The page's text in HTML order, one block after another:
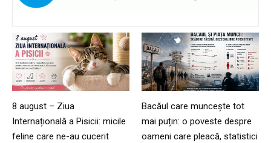
8 august – Ziua
Internațională a Pisicii: micile
feline care ne-au cucerit
Bacăul care muncește tot
mai puțin: o poveste despre
oameni care pleacă, statistici